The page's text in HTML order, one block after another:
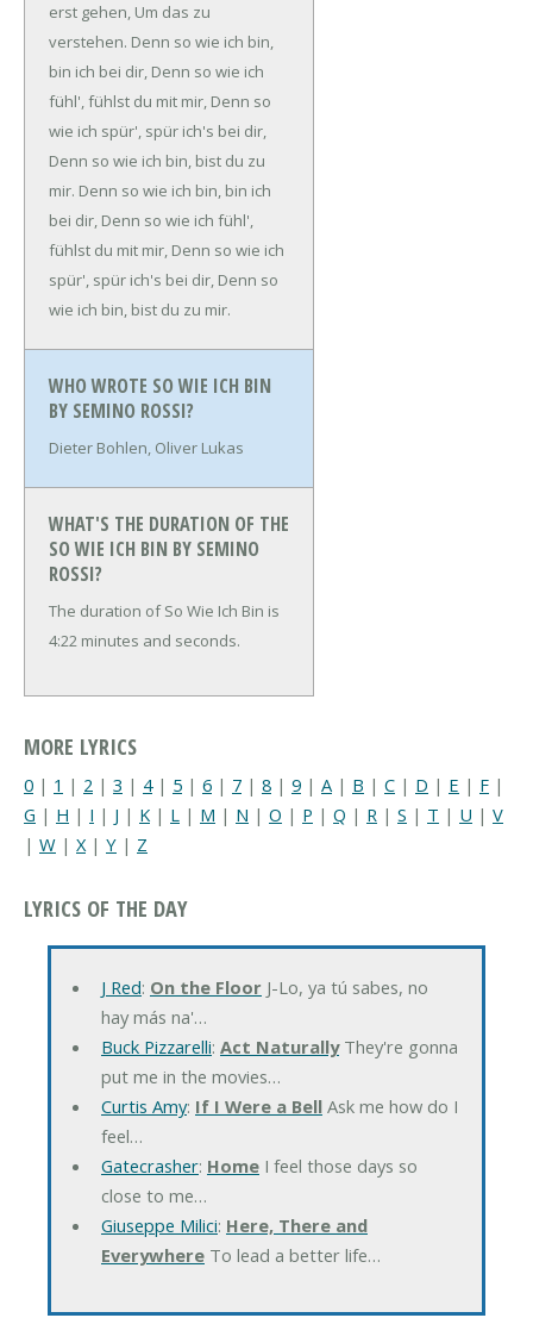
erst gehen, Um das zu
verstehen. Denn so wie ich bin,
bin ich bei dir, Denn so wie ich
fühl', fühlst du mit mir, Denn so
wie ich spür', spür ich's bei dir,
Denn so wie ich bin, bist du zu
mir. Denn so wie ich bin, bin ich
bei dir, Denn so wie ich fühl',
fühlst du mit mir, Denn so wie ich
spür', spür ich's bei dir, Denn so
wie ich bin, bist du zu mir.
WHO WROTE SO WIE ICH BIN
BY SEMINO ROSSI?
Dieter Bohlen, Oliver Lukas
WHAT'S THE DURATION OF THE
SO WIE ICH BIN BY SEMINO
ROSSI?
The duration of So Wie Ich Bin is
4:22 minutes and seconds.
MORE LYRICS
0 | 1 | 2 | 3 | 4| 5 | 6 | 7 | 8 | 9 | A | B | C | D | E | F |
G | H | I | J | K | L | M | N | O | P | Q | R | S | T | U | V
| W | X | Y | Z
LYRICS OF THE DAY
J Red: On the FloorJ-Lo, ya tú sabes, no
hay más na'…
Buck Pizzarelli: Act NaturallyThey're gonna
put me in the movies…
Curtis Amy: If I Were a BellAsk me how do I
feel…
Gatecrasher: HomeI feel those days so
close to me…
Giuseppe Milici: Here, There and
EverywhereTo lead a better life…